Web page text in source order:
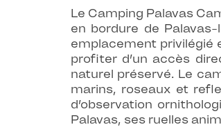
Le Camping Palavas
en bordure de
emplacement privilégié
profiter d’un accès
naturel préservé. Le
marins, roseaux et
d’observation
Palavas, ses ruelles